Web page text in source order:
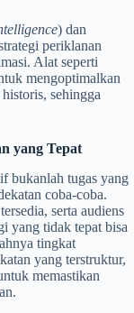
) dan
periklanan
Alat seperti
mengoptimalkan
sehingga
yang Tepat
bukanlah tugas yang
coba-coba.
serta audiens
yang tidak tepat bisa
tingkat
yang terstruktur,
memastikan